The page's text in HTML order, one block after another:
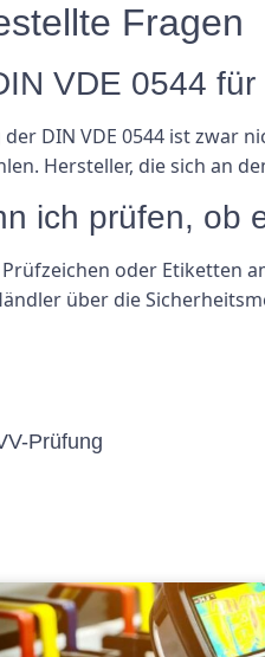
Fragen
VDE 0544
der DIN VDE 0544 ist
Hersteller, die sich an
ich prüfen, ob
Prüfzeichen oder Etiketten
über die
Prüfung